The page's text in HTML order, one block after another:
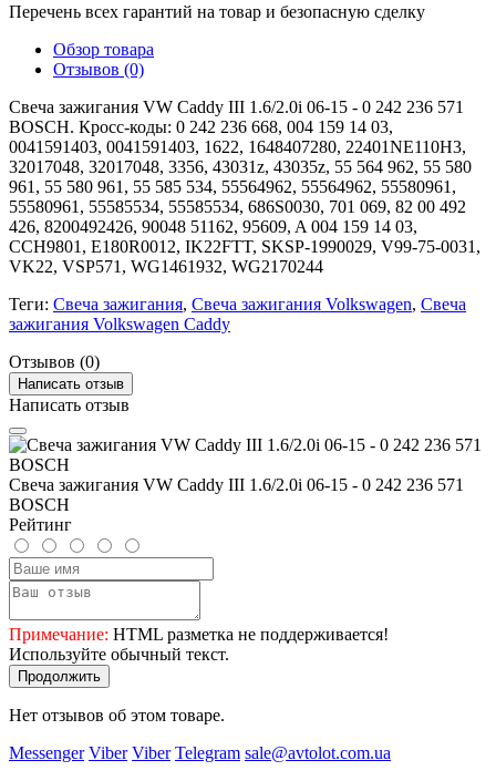
Перечень всех гарантий на товар и безопасную сделку
Обзор товара
Отзывов (0)
Свеча зажигания VW Caddy III 1.6/2.0i 06-15 - 0 242 236 571
BOSCH. Кросс-коды: 0 242 236 668, 004 159 14 03,
0041591403, 0041591403, 1622, 1648407280, 22401NE110H3,
32017048, 32017048, 3356, 43031z, 43035z, 55 564 962, 55 580
961, 55 580 961, 55 585 534, 55564962, 55564962, 55580961,
55580961, 55585534, 55585534, 686S0030, 701 069, 82 00 492
426, 8200492426, 90048 51162, 95609, A 004 159 14 03,
CCH9801, E180R0012, IK22FTT, SKSP-1990029, V99-75-0031,
VK22, VSP571, WG1461932, WG2170244
Теги: Свеча зажигания, Свеча зажигания Volkswagen, Свеча
зажигания Volkswagen Caddy
Отзывов (0)
Написать отзыв
Написать отзыв
Свеча зажигания VW Caddy III 1.6/2.0i 06-15 - 0 242 236 571
BOSCH
Рейтинг
Примечание: HTML разметка не поддерживается!
Используйте обычный текст.
Продолжить
Нет отзывов об этом товаре.
Messenger Viber Viber Telegram sale@avtolot.com.ua